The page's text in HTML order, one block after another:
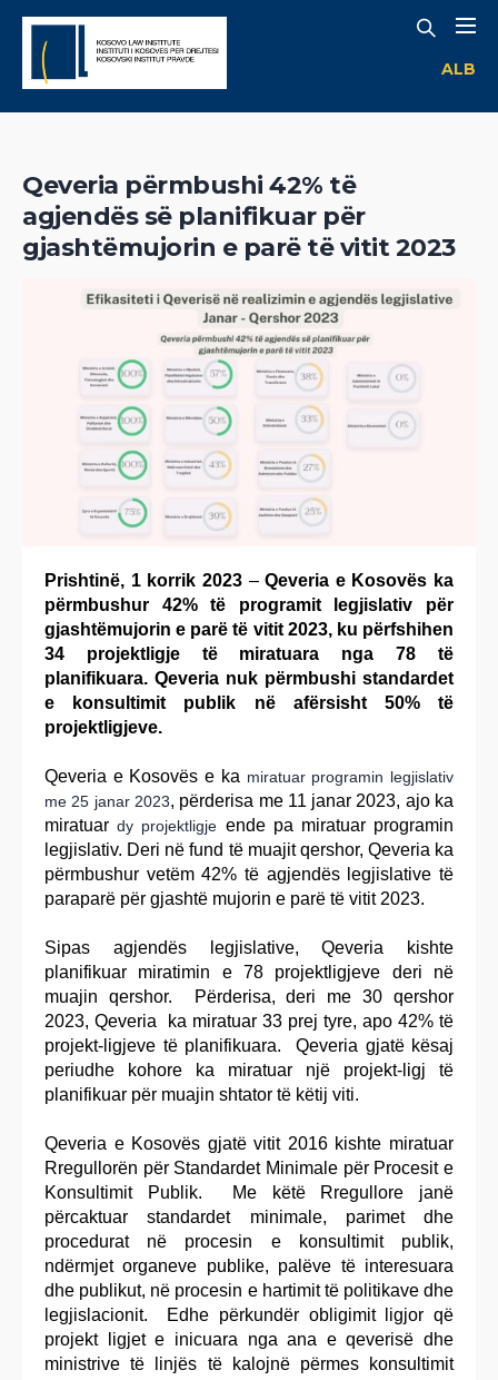
ALB
Qeveria përmbushi 42% të
agjendës së planifikuar për
gjashtëmujorin e parë të vitit 2023
Prishtinë, 1 korrik 2023–Qeveria e Kosovës ka
përmbushur 42% të programit legjislativ për
gjashtëmujorin e parë të vitit 2023, ku përfshihen
34 projektligje të miratuara nga 78 të
planifikuara. Qeveria nuk përmbushi standardet
e konsultimit publik në afërsisht 50% të
projektligjeve.
Qeveria e Kosovës e ka miratuar programin legjislativ
me 25 janar 2023, përderisa me 11 janar 2023, ajo ka
miratuardy projektligje ende pa miratuar programin
legjislativ. Deri në fund të muajit qershor, Qeveria ka
përmbushur vetëm 42% të agjendës legjislative të
paraparë për gjashtë mujorin e parë të vitit 2023.
Sipas agjendës legjislative, Qeveria kishte
planifikuar miratimin e 78 projektligjeve deri në
muajin qershor. Përderisa, deri me 30 qershor
2023, Qeveria ka miratuar 33 prej tyre, apo 42% të
projekt-ligjeve të planifikuara. Qeveria gjatë kësaj
periudhe kohore ka miratuar një projekt-ligj të
planifikuar për muajin shtator të këtij viti.
Qeveria e Kosovës gjatë vitit 2016 kishte miratuar
Rregullorën për Standardet Minimale për Procesit e
Konsultimit Publik. Me këtë Rregullore janë
përcaktuar standardet minimale, parimet dhe
procedurat në procesin e konsultimit publik,
ndërmjet organeve publike, palëve të interesuara
dhe publikut, në procesin e hartimit të politikave dhe
legjislacionit. Edhe përkundër obligimit ligjor që
projekt ligjet e inicuara nga ana e qeverisë dhe
ministrive të linjës të kalojnë përmes konsultimit